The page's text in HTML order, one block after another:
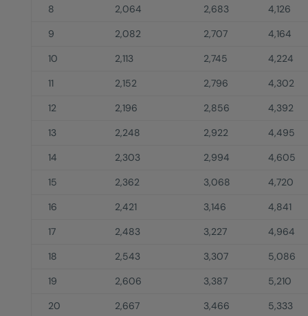
8
2,064 2,683
4,126
9
2,082 2,707
4,164
10
2,113 2,745
4,224
11
2,152 2,796
4,302
12
2,196 2,856
4,392
13
2,248 2,922
4,495
14
2,303 2,994
4,605
15
2,362 3,068
4,720
16
2,421 3,146
4,841
17
2,483 3,227
4,964
18
2,543 3,307
5,086
19
2,606 3,387
5,210
20
2,667 3,466
5,333